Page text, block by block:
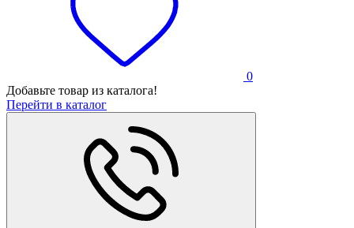
0
Добавьте товар из каталога!
Перейти в каталог